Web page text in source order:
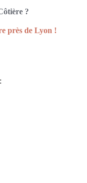
?
près de Lyon !